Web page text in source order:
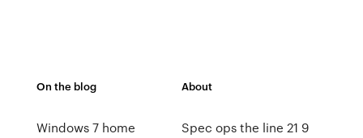
On the blog
Windows 7 home
About
Spec ops the line 21 9